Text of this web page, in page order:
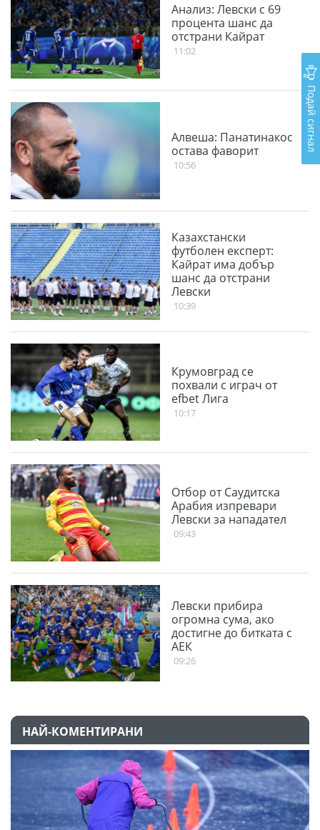
Анализ: Левски с 69
процента шанс да
отстрани Кайрат
11:02
Алвеша: Панатинакос
остава фаворит
10:56
Казахстански
футболен експерт:
Кайрат има добър
шанс да отстрани
Левски
10:39
Крумовград се
похвали с играч от
efbet Лига
10:17
Отбор от Саудитска
Арабия изпревари
Левски за нападател
09:43
Левски прибира
огромна сума, ако
достигне до битката с
АЕК
09:26
НАЙ-КОМЕНТИРАНИ
Подай сигнал